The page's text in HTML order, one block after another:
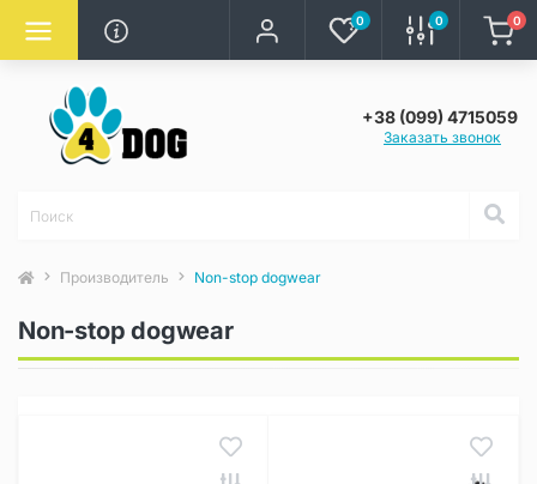
0 0 0
+38 (099) 4715059
Заказать звонок
Производитель Non-stop dogwear
Non-stop dogwear